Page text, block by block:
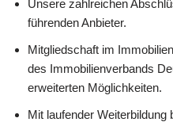
Unsere zahlreichen
führenden Anbieter.
Mitgliedschaft im
des Immobilienverbands
erweiterten Möglichkeiten.
Mit laufender Weiterbildung